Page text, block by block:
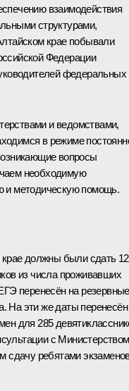
взаимодействия
структурами,
крае побывали
Федерации
федеральных
и ведомствами,
в режиме
вопросы
необходимую
и методическую помощь.
должны были сдать 12
из числа проживавших
перенесён на резервные
На эти же даты перенесён
для 285
с Министерством
сдачу ребятами